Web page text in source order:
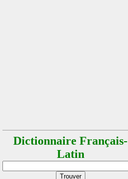
Dictionnaire Français-
Latin